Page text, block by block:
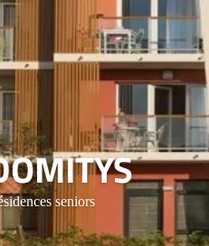
seniors